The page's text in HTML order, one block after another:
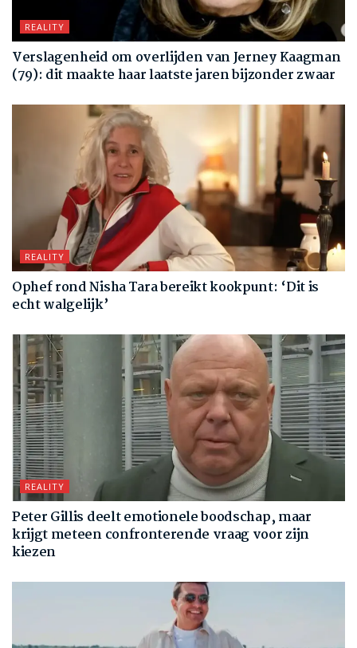
REALITY
Verslagenheid om overlijden van Jerney Kaagman
(79): dit maakte haar laatste jaren bijzonder zwaar
REALITY
Ophef rond Nisha Tara bereikt kookpunt: ‘Dit is
echt walgelijk’
REALITY
Peter Gillis deelt emotionele boodschap, maar
krijgt meteen confronterende vraag voor zijn
kiezen